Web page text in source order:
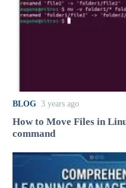
BLOG 3 years ago
How to Move Files in
command